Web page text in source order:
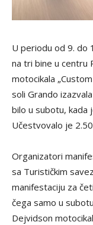
U periodu od 9. do
na tri bine u centru
motocikala
soli Grando
bilo u subotu, kada
Učestvovalo je
Organizatori
sa Turističkim
manifestaciju za
čega samo u
Dejvidson